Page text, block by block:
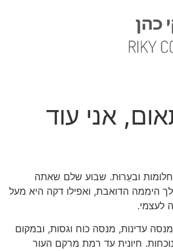
אני עוד
ובעֵרוּת. שבוע שלם שאתה
היממה הדואבת, ואפילו דקה היא מעל
לעצמי.
עדינות, מנסה כוח וגסות, ובמקום
חיונית עד רמת מרקם העור